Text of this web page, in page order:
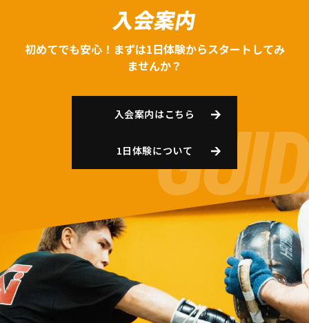
入会案内
初めてでも安心！まずは1日体験からスタートしてみ
ませんか？
入会案内はこちら
1日体験について